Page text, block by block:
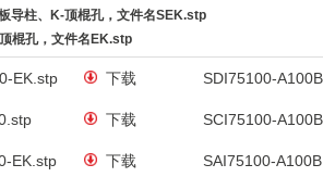
导柱、K-顶棍孔，文件名SEK.stp
棍孔，文件名EK.stp
EK.stp 下载 SDI75100-
下载 SCI75100-
EK.stp 下载 SAI75100-